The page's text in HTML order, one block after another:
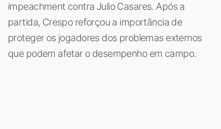
impeachment contra Julio Casares. Após a
partida, Crespo reforçou a importância de
proteger os jogadores dos problemas externos
que podem afetar o desempenho em campo.